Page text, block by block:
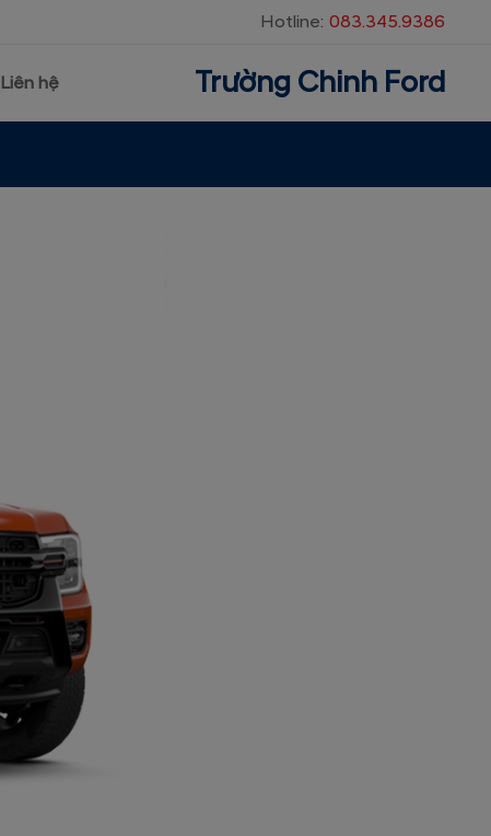
Hotline: 083.345.9386
Liên hệ Trường Chinh Ford